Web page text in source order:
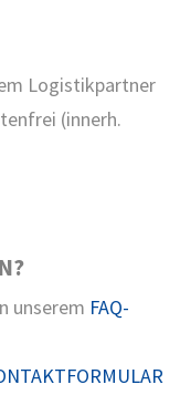
Logistikpartner
(innerh.
unserem FAQ-